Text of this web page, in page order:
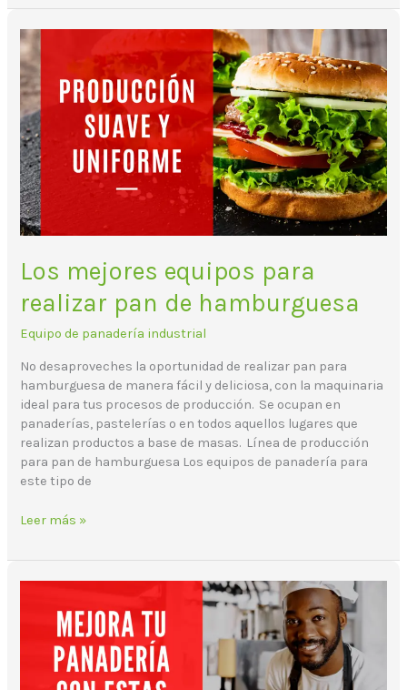
Los mejores equipos para
realizar pan de hamburguesa
Equipo de panadería industrial
No desaproveches la oportunidad de realizar pan para
hamburguesa de manera fácil y deliciosa, con la maquinaria
ideal para tus procesos de producción. Se ocupan en
panaderías, pastelerías o en todos aquellos lugares que
realizan productos a base de masas. Línea de producción
para pan de hamburguesa Los equipos de panadería para
este tipo de
Los
mejores
equipos
para
realizar
pan
de
hamburguesa
Leer más »
panadería
rentable?